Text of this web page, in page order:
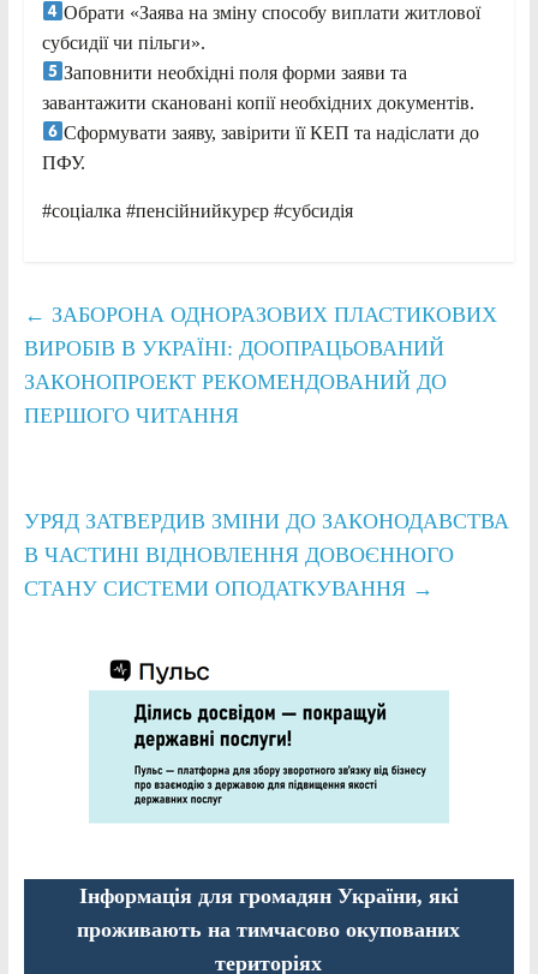
Обрати «Заява на зміну способу виплати житлової
субсидії чи пільги».
Заповнити необхідні поля форми заяви та
завантажити скановані копії необхідних документів.
Сформувати заяву, завірити її КЕП та надіслати до
ПФУ.
#соціалка #пенсійнийкурєр #субсидія
← ЗАБОРОНА ОДНОРАЗОВИХ ПЛАСТИКОВИХ
ВИРОБІВ В УКРАЇНІ: ДООПРАЦЬОВАНИЙ
ЗАКОНОПРОЕКТ РЕКОМЕНДОВАНИЙ ДО
ПЕРШОГО ЧИТАННЯ
УРЯД ЗАТВЕРДИВ ЗМІНИ ДО ЗАКОНОДАВСТВА
В ЧАСТИНІ ВІДНОВЛЕННЯ ДОВОЄННОГО
СТАНУ СИСТЕМИ ОПОДАТКУВАННЯ →
Інформація для громадян України, які
проживають на тимчасово окупованих
територіях